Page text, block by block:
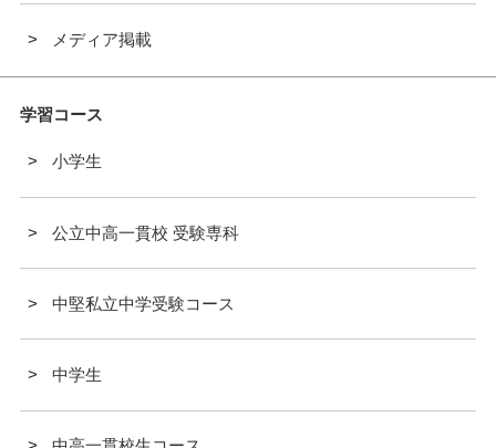
メディア掲載
学習コース
小学生
公立中高一貫校 受験専科
中堅私立中学受験コース
中学生